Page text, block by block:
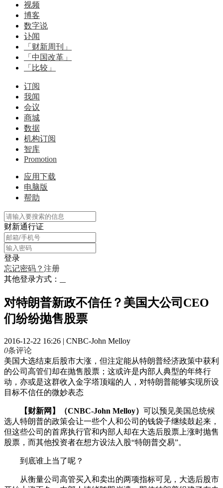
视频
博客
数字说
讣闻
「财新周刊」
「中国改革」
「比较」
订阅
我闻
会议
商城
数据
机构订阅
智库
Promotion
应用下载
电脑版
帮助
财新通行证
登录
忘记密码？ 注册
其他登录方式：
对特朗普新政不信任？美国大公司CEO
们纷纷抛售股票
2016-12-22 16:26 | CNBC-John Melloy
0条评论
美国大选结束后股市大涨，但注定能从特朗普经济政策中获利
的公司高管们却在抛售股票；这或许是内部人典型的年终行
动，亦或是这群收入金字塔顶端的人，对特朗普能够实现所设
目标不信任的微妙表态
【财新网】（CNBC-John Melloy） 可以预见美国总统候
选人特朗普的政策会让一些个人和公司的钱袋子继续鼓起来，
但这些公司的首席执行官和内部人却在大选后股票上涨时抛售
股票，而其他投资者在想方设法入股“特朗普交易”。
到底谁上当了呢？
从衡量公司高管买入和卖出的两项指标可见，大选后股市